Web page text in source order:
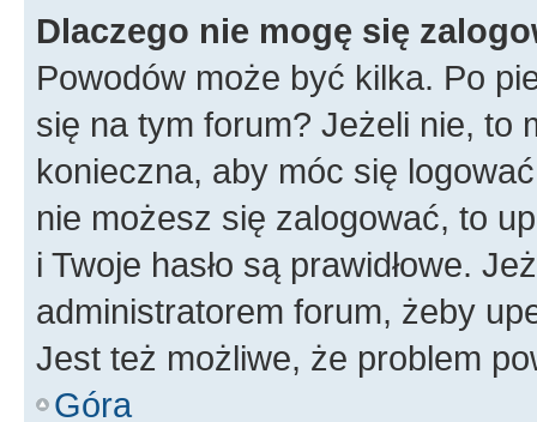
Dlaczego nie mogę się
Powodów może być kilka. Po
się na tym forum? Jeżeli nie, to
konieczna, aby móc się
nie możesz się zalogować, to
i Twoje hasło są prawidłowe.
administratorem forum, żeby
Jest też możliwe, że problem
Góra